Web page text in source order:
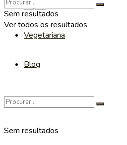
Sopas
Vegetariana
Blog
Sem resultados
Sem resultados
Ver todos os resultados